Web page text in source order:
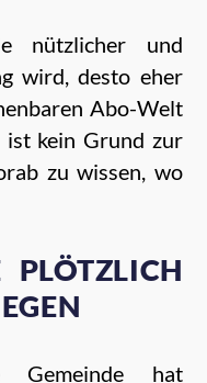
nützlicher und
wird, desto eher
Abo-Welt
ist kein Grund zur
zu wissen, wo
hat